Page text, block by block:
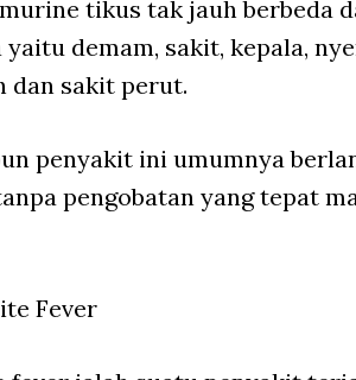
tikus tak jauh berbeda
demam, sakit, kepala,
dan sakit perut.
penyakit ini umumnya
pengobatan yang tepat
Fever